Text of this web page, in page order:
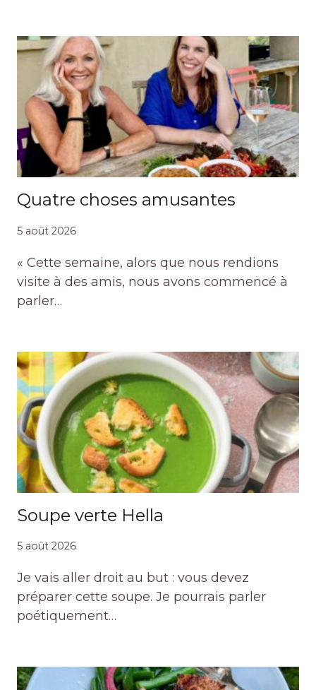
Quatre choses amusantes
5 août 2026
« Cette semaine, alors que nous rendions
visite à des amis, nous avons commencé à
parler…
Soupe verte Hella
5 août 2026
Je vais aller droit au but : vous devez
préparer cette soupe. Je pourrais parler
poétiquement…